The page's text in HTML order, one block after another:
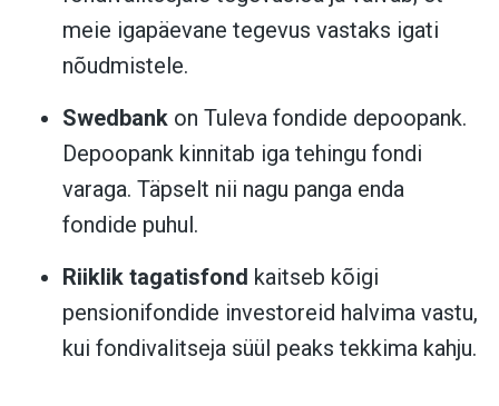
meie igapäevane tegevus vastaks igati
nõudmistele.
Swedbank on Tuleva fondide depoopank.
Depoopank kinnitab iga tehingu fondi
varaga. Täpselt nii nagu panga enda
fondide puhul.
Riiklik tagatisfond kaitseb kõigi
pensionifondide investoreid halvima vastu,
kui fondivalitseja süül peaks tekkima kahju.